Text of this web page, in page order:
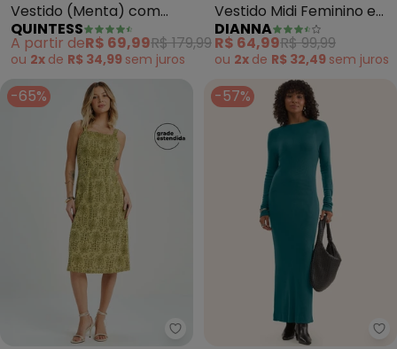
Vestido (Menta) com
Babados e Alças para
Amarrar
QUINTESS
A partir deR$ 69,99R$ 179,99
ou 2x de R$ 34,99 sem juros
Vestido Midi Feminino em
Viscotorcion (Verde)
DIANNA
R$ 64,99R$ 99,99
ou 2x de R$ 32,49 sem juros
-65%
Marialícia - Vestido Feminino
-57%